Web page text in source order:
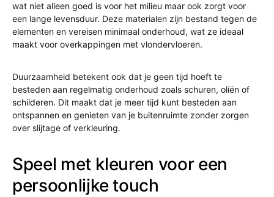
wat niet alleen goed is voor het milieu maar ook zorgt voor
een lange levensduur. Deze materialen zijn bestand tegen de
elementen en vereisen minimaal onderhoud, wat ze ideaal
maakt voor overkappingen met vlondervloeren.
Duurzaamheid betekent ook dat je geen tijd hoeft te
besteden aan regelmatig onderhoud zoals schuren, oliën of
schilderen. Dit maakt dat je meer tijd kunt besteden aan
ontspannen en genieten van je buitenruimte zonder zorgen
over slijtage of verkleuring.
Speel met kleuren voor een
persoonlijke touch